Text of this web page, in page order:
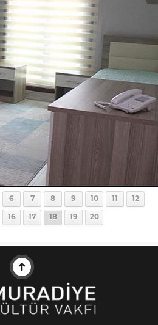
6 7 8 9 10 11 12
16 17 18 19 20